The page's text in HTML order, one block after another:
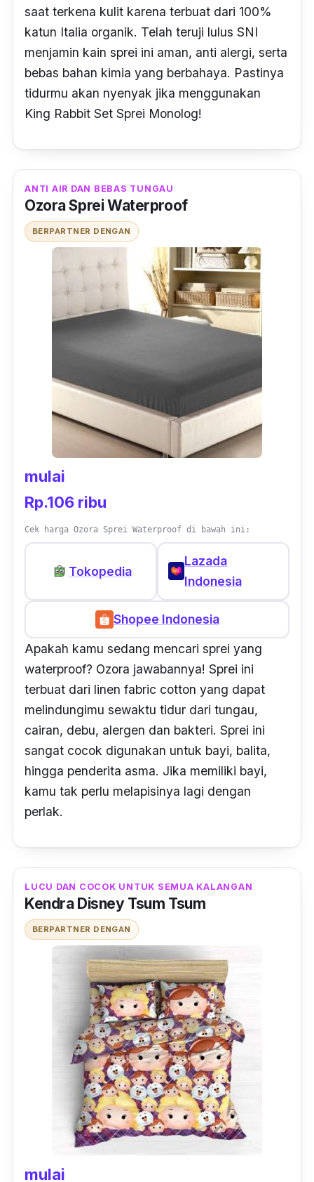
saat terkena kulit karena terbuat dari 100%
katun Italia organik. Telah teruji lulus SNI
menjamin kain sprei ini aman, anti alergi, serta
bebas bahan kimia yang berbahaya. Pastinya
tidurmu akan nyenyak jika menggunakan
King Rabbit Set Sprei Monolog!
ANTI AIR DAN BEBAS TUNGAU
Ozora Sprei Waterproof
BERPARTNER DENGAN
mulai
Rp.106 ribu
Cek harga Ozora Sprei Waterproof di bawah ini:
Tokopedia
Lazada
Indonesia
Shopee Indonesia
Apakah kamu sedang mencari sprei yang
waterproof? Ozora jawabannya! Sprei ini
terbuat dari linen fabric cotton yang dapat
melindungimu sewaktu tidur dari tungau,
cairan, debu, alergen dan bakteri. Sprei ini
sangat cocok digunakan untuk bayi, balita,
hingga penderita asma. Jika memiliki bayi,
kamu tak perlu melapisinya lagi dengan
perlak.
LUCU DAN COCOK UNTUK SEMUA KALANGAN
Kendra Disney Tsum Tsum
BERPARTNER DENGAN
mulai